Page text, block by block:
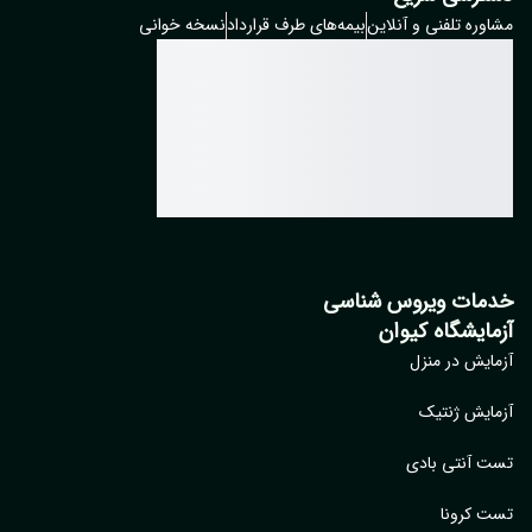
مشاوره تلفنی و آنلاینبیمه‌های طرف قراردادنسخه خوانی
خدمات ویروس شناسی
آزمایشگاه کیوان
آزمایش در منزل
آزمایش ژنتیک
تست آنتی بادی
تست کرونا